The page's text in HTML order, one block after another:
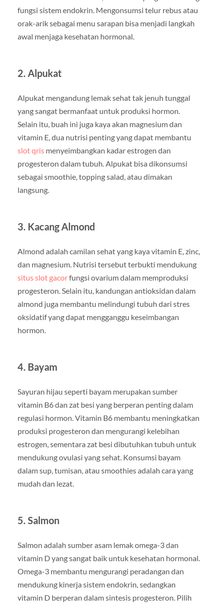
fungsi sistem endokrin. Mengonsumsi telur rebus atau
orak-arik sebagai menu sarapan bisa menjadi langkah
awal menjaga kesehatan hormonal.
2. Alpukat
Alpukat mengandung lemak sehat tak jenuh tunggal
yang sangat bermanfaat untuk produksi hormon.
Selain itu, buah ini juga kaya akan magnesium dan
vitamin E, dua nutrisi penting yang dapat membantu
slot qrismenyeimbangkan kadar estrogen dan
progesteron dalam tubuh. Alpukat bisa dikonsumsi
sebagai smoothie, topping salad, atau dimakan
langsung.
3. Kacang Almond
Almond adalah camilan sehat yang kaya vitamin E, zinc,
dan magnesium. Nutrisi tersebut terbukti mendukung
situs slot gacorfungsi ovarium dalam memproduksi
progesteron. Selain itu, kandungan antioksidan dalam
almond juga membantu melindungi tubuh dari stres
oksidatif yang dapat mengganggu keseimbangan
hormon.
4. Bayam
Sayuran hijau seperti bayam merupakan sumber
vitamin B6 dan zat besi yang berperan penting dalam
regulasi hormon. Vitamin B6 membantu meningkatkan
produksi progesteron dan mengurangi kelebihan
estrogen, sementara zat besi dibutuhkan tubuh untuk
mendukung ovulasi yang sehat. Konsumsi bayam
dalam sup, tumisan, atau smoothies adalah cara yang
mudah dan lezat.
5. Salmon
Salmon adalah sumber asam lemak omega-3 dan
vitamin D yang sangat baik untuk kesehatan hormonal.
Omega-3 membantu mengurangi peradangan dan
mendukung kinerja sistem endokrin, sedangkan
vitamin D berperan dalam sintesis progesteron. Pilih